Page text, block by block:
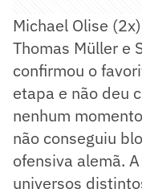
Michael Olise
Thomas Müller e
confirmou o
etapa e não deu
nenhum
não conseguiu
ofensiva alemã.
universos